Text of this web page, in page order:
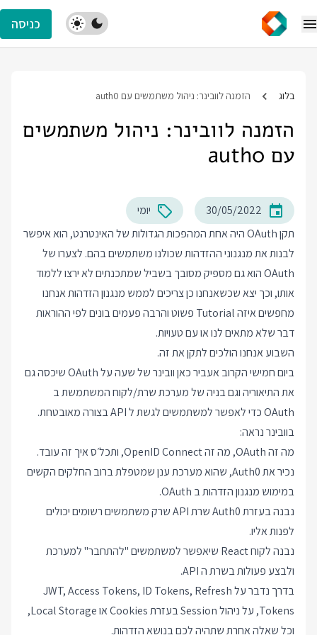
כניסה
בלוג הזמנה לוובינר: ניהול משתמשים עם auth0
הזמנה לוובינר: ניהול משתמשים
עם auth0
30/05/2022
יומי
תקן OAuth היה אחת המהפכות הגדולות של האינטרנט, הוא איפשר
לבנות את מנגנוני ההזדהות שכולנו משתמשים בהם. לצערו של
OAuth הוא גם מספיק מסובך בשביל שמתכנתים לא ירצו ללמוד
אותו, וכך יצא שכשאנחנו כן צריכים לממש מנגנון הזדהות אנחנו
מחפשים איזה Tutorial פשוט והרבה פעמים בונים לפי ההוראות
דבר שלא מתאים לנו או עם טעויות.
השבוע אנחנו הולכים לתקן את זה.
ביום חמישי הקרוב אעביר כאן וובינר של שעה על OAuth שיכסה גם
את התיאוריה וגם בניה של מערכת שרת/לקוח המשתמשת ב
OAuth כדי לאפשר למשתמשים לגשת ל API בצורה מאובטחת.
בוובינר נראה:
מה זה OAuth, מה זה OpenID Connect, ותכל׳ס איך זה עובד.
נכיר את Auth0, שהוא מערכת ענן שמטפלת ברוב החלקים הקשים
במימוש מנגנון הזדהות ב OAuth.
נבנה בעזרת Auth0 שרת API שרק משתמשים רשומים יכולים
לפנות אליו.
נבנה לקוח React שיאפשר למשתמשים "להתחבר" למערכת
ולבצע פעולות בשרת ה API.
בדרך נדבר על JWT, Access Tokens, ID Tokens, Refresh
Tokens, על ניהול Session בעזרת Cookies או Local Storage,
וכל שאלה אחרת שתהיה לכם בנושא הזדהות.